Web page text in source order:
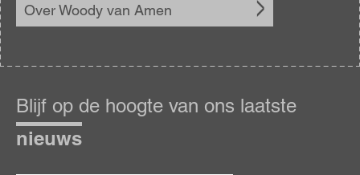
Over Woody van Amen
op
de
hoogte
Blijf op de hoogte van ons laatste
nieuws